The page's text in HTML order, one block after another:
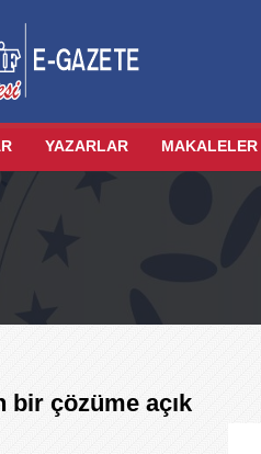
YAZARLAR MAKALELER
bir çözüme açık